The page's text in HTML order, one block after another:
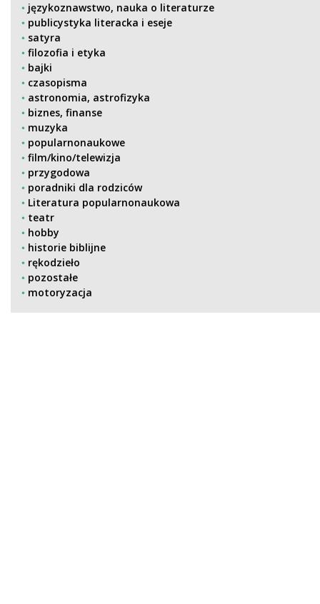
językoznawstwo, nauka o literaturze
publicystyka literacka i eseje
satyra
filozofia i etyka
bajki
czasopisma
astronomia, astrofizyka
biznes, finanse
muzyka
popularnonaukowe
film/kino/telewizja
przygodowa
poradniki dla rodziców
Literatura popularnonaukowa
teatr
hobby
historie biblijne
rękodzieło
pozostałe
motoryzacja